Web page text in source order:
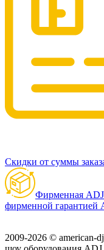
Скидки от суммы
Фирменная ADJ
фирменной гарантией
2009-2026 © american-